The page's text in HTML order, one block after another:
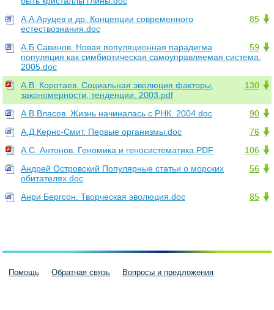
85
А.А.Аруцев и др. Концепции современного
естествознания.doc
59
А.Б.Савинов. Новая популяционная парадигма
популяция как симбиотическая самоуправляемая система.
2005.doc
130
А.В. Коротаев. Социальная эволюция факторы,
закономерности, тенденции. 2003.pdf
90
А.В.Власов. Жизнь начиналась с РНК. 2004.doc
76
А.Д.Кернс-Смит. Первые организмы.doc
106
А.С. Антонов, Геномика и геносистематика.PDF
56
Андрей Островский Популярные статьи о морских
обитателях.doc
85
Анри Бергсон. Творческая эволюция.doc
Помощь Обратная связь Вопросы и предложения